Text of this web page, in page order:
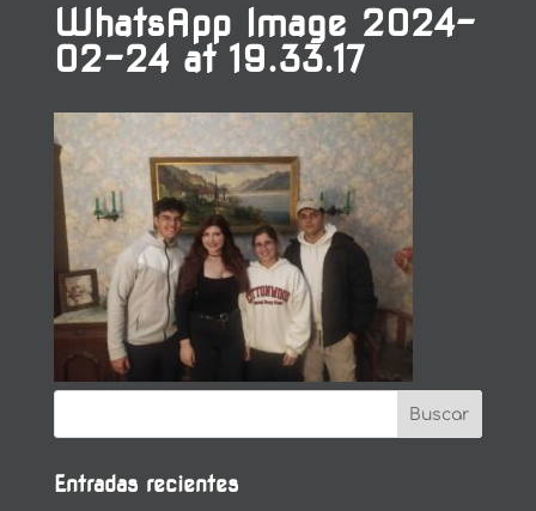
WhatsApp Image 2024-
02-24 at 19.33.17
Entradas recientes